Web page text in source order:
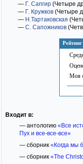
Рейтинг
Моя
— Г. Сапгир (Четыре
— Г. Кружков (Четыре
— Н.Тартаковская
— С. Сапожников
Входит в:
— антологию «Все
Пух и все-все-все»
— сборник «Когда мы
— сборник «The